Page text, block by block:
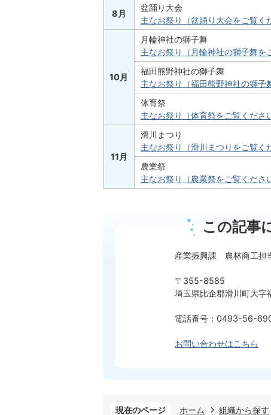
8月
盆踊り大会
主なお祭り（盆踊り大会をご覧く
10月
月輪神社の獅子舞
主なお祭り（月輪神社の獅子舞を
福田熊野神社の獅子舞
主なお祭り（福田熊野神社の獅子
体育祭
主なお祭り（体育祭をご覧くださ
11月
滑川まつり
主なお祭り（滑川まつりをご覧く
農業祭
主なお祭り（農業祭をご覧くださ
この記事
産業振興課 農林商工担
〒355-8585
埼玉県比企郡滑川町大字
電話番号：0493-56-
お問い合わせはこちら
現在のページ ホーム 組織から探す